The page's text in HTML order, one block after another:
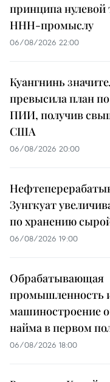
принципа
ННН-промыслу
06/08/2026 22:00
Куангнинь
превысила план
ПИИ, получив
США
06/08/2026 20:00
Зунгкуат
по хранению
06/08/2026 19:00
Обрабатывающая
промышленность
машиностроение
найма в первом
06/08/2026 18:00